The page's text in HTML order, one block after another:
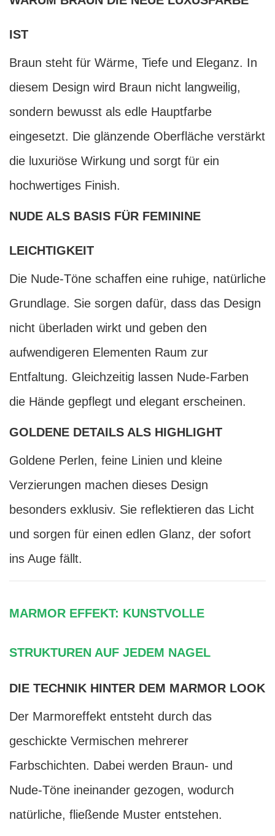
IST
Braun steht für Wärme, Tiefe und Eleganz. In
diesem Design wird Braun nicht langweilig,
sondern bewusst als edle Hauptfarbe
eingesetzt. Die glänzende Oberfläche verstärkt
die luxuriöse Wirkung und sorgt für ein
hochwertiges Finish.
NUDE ALS BASIS FÜR FEMININE
LEICHTIGKEIT
Die Nude-Töne schaffen eine ruhige, natürliche
Grundlage. Sie sorgen dafür, dass das Design
nicht überladen wirkt und geben den
aufwendigeren Elementen Raum zur
Entfaltung. Gleichzeitig lassen Nude-Farben
die Hände gepflegt und elegant erscheinen.
GOLDENE DETAILS ALS HIGHLIGHT
Goldene Perlen, feine Linien und kleine
Verzierungen machen dieses Design
besonders exklusiv. Sie reflektieren das Licht
und sorgen für einen edlen Glanz, der sofort
ins Auge fällt.
MARMOR EFFEKT: KUNSTVOLLE
STRUKTUREN AUF JEDEM NAGEL
DIE TECHNIK HINTER DEM MARMOR LOOK
Der Marmoreffekt entsteht durch das
geschickte Vermischen mehrerer
Farbschichten. Dabei werden Braun- und
Nude-Töne ineinander gezogen, wodurch
natürliche, fließende Muster entstehen.